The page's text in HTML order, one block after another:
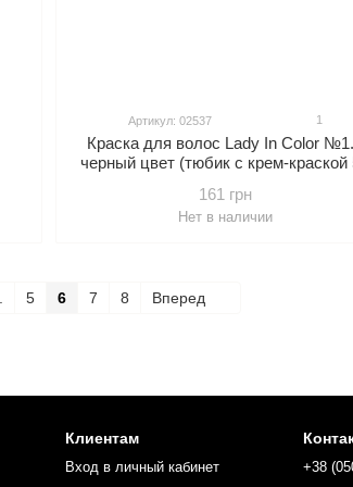
Артикул: 02537 1
Краска для волос Lady In Сolor
черный цвет (тюбик с крем-краской
бальзам для волос 15 мл.)
161 грн
Нет в наличии
5 6 7 8 Вперед
Клиентам
Вход в личный кабинет
+38